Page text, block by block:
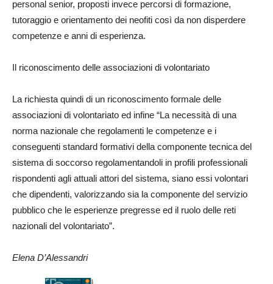
personal senior, proposti invece percorsi di formazione,
tutoraggio e orientamento dei neofiti così da non disperdere
competenze e anni di esperienza.
Il riconoscimento delle associazioni di volontariato
La richiesta quindi di un riconoscimento formale delle
associazioni di volontariato ed infine “La necessità di una
norma nazionale che regolamenti le competenze e i
conseguenti standard formativi della componente tecnica del
sistema di soccorso regolamentandoli in profili professionali
rispondenti agli attuali attori del sistema, siano essi volontari
che dipendenti, valorizzando sia la componente del servizio
pubblico che le esperienze pregresse ed il ruolo delle reti
nazionali del volontariato”.
Elena D’Alessandri